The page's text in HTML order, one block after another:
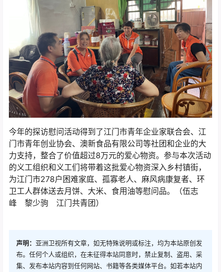
今年的探访慰问活动得到了江门市青年企业家联合会、江
门市青年创业协会、澳新食品有限公司等社团和企业的大
力支持，整合了价值超过8万元的爱心物资。参与本次活动
的义工组织和义工们将带着这批爱心物资深入乡村镇街，
为江门市278户困难家庭、孤寡老人、麻风病康复者、环
卫工人群体送去月饼、大米、食用油等慰问品。（伍志
峰 黎少驹 江门共青团）
声明： 亚洲卫视所有文章，如无特殊说明或标注，均为本站原创发
布。任何个人或组织，在未征得本站同意时，禁止复制、盗用、采
集、发布本站内容到任何网站、书籍等各类媒体平台。如若本站内